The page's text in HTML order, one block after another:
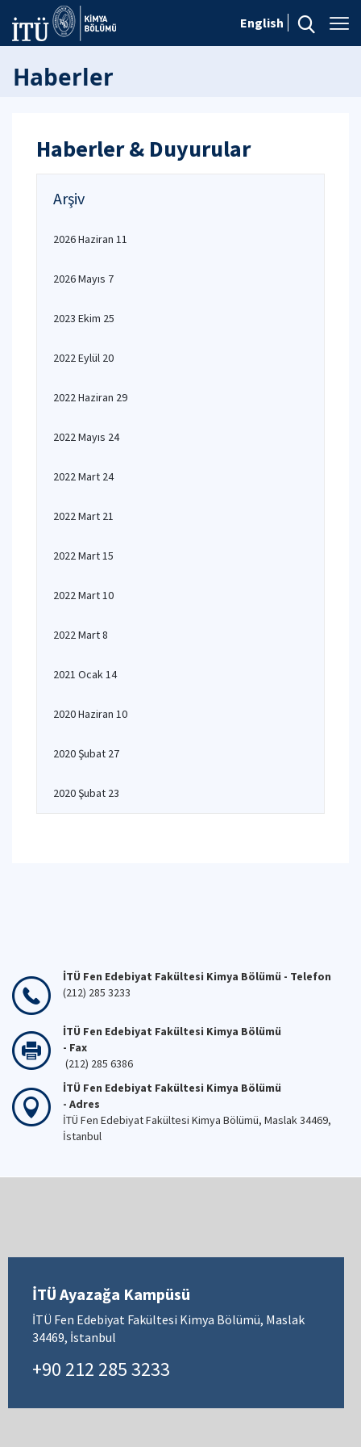
English
Haberler
Haberler & Duyurular
Arşiv
2026 Haziran 11
2026 Mayıs 7
2023 Ekim 25
2022 Eylül 20
2022 Haziran 29
2022 Mayıs 24
2022 Mart 24
2022 Mart 21
2022 Mart 15
2022 Mart 10
2022 Mart 8
2021 Ocak 14
2020 Haziran 10
2020 Şubat 27
2020 Şubat 23
İTÜ Fen Edebiyat Fakültesi Kimya Bölümü - Telefon
(212) 285 3233
İTÜ Fen Edebiyat Fakültesi Kimya Bölümü
- Fax
(212) 285 6386
İTÜ Fen Edebiyat Fakültesi Kimya Bölümü
- Adres
İTÜ Fen Edebiyat Fakültesi Kimya Bölümü, Maslak 34469,
İstanbul
İTÜ Ayazağa Kampüsü
İTÜ Fen Edebiyat Fakültesi Kimya Bölümü, Maslak
34469, İstanbul
+90 212 285 3233